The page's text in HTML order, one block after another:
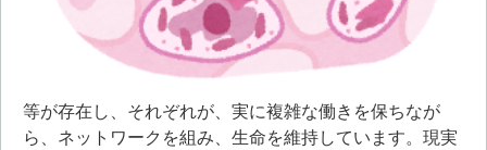
等が存在し、それぞれが、実に複雑な働きを保ちなが
ら、ネットワークを組み、生命を維持しています。現実